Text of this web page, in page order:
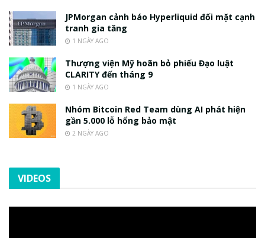
JPMorgan cảnh báo Hyperliquid đối mặt cạnh
tranh gia tăng
1 NGÀY AGO
Thượng viện Mỹ hoãn bỏ phiếu Đạo luật
CLARITY đến tháng 9
1 NGÀY AGO
Nhóm Bitcoin Red Team dùng AI phát hiện
gần 5.000 lỗ hổng bảo mật
2 NGÀY AGO
VIDEOS